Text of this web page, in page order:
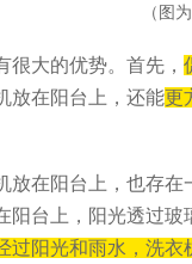
（图
很大的优势。首先，
放在阳台上，还能更
放在阳台上，也存在
阳台上，阳光透过
过阳光和雨水，洗衣